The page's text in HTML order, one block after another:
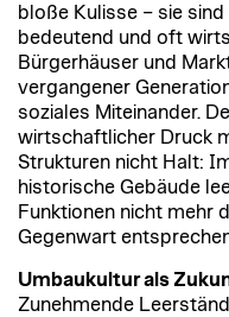
bloße Kulisse – sie
bedeutend und oft
Bürgerhäuser und
vergangener
soziales Miteinander.
wirtschaftlicher Druck
Strukturen nicht Halt:
historische Gebäude
Funktionen nicht mehr
Gegenwart
Umbaukultur als
Zunehmende